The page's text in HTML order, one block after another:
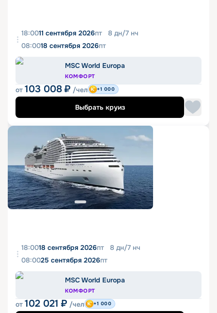
18:0011 сентября 2026пт 8 дн/7 нч
08:0018 сентября 2026пт
MSC World Europa
КОМФОРТ
от 103 008 ₽ /чел +1 000
Выбрать круиз
18:0018 сентября 2026пт 8 дн/7 нч
08:0025 сентября 2026пт
MSC World Europa
КОМФОРТ
от 102 021 ₽ /чел +1 000